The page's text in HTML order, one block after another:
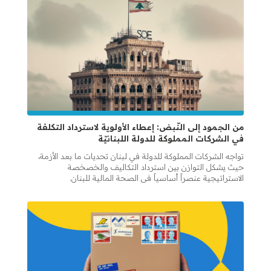
من الجمود إلى النّبض: إعطاء الأولوية لاسترداد التكلفة
في الشركات المملوكة للدولة اللبنانيّة
تواجه الشركات المملوكة للدولة في لبنان تحديات ما بعد الأزمة،
حيث يشكل التوازن بين استرداد التكاليف والخصخصة
الاستراتيجية عنصراً أساسياً في الصحة المالية للبنان.